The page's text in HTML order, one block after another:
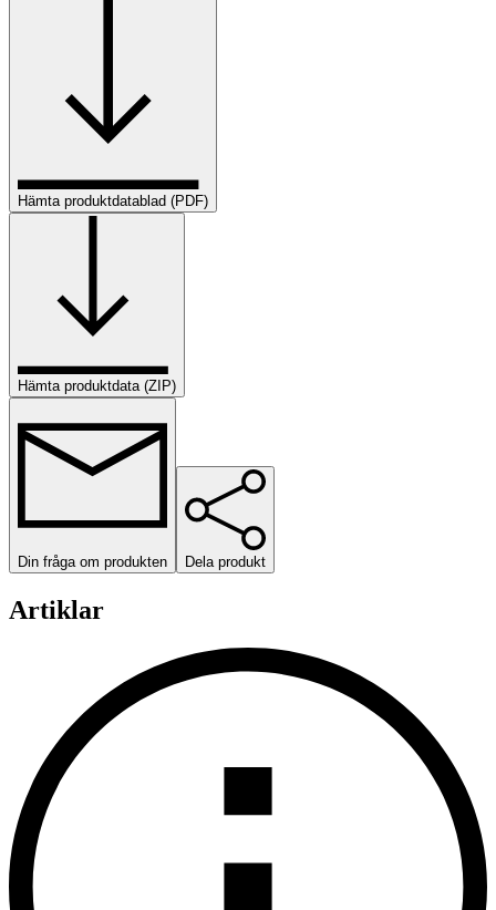
Hämta produktdatablad (PDF)
Hämta produktdata (ZIP)
Din fråga om produkten Dela produkt
Artiklar